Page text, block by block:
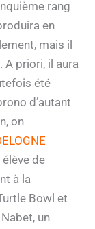
rang
en
mais il
A priori, il aura
été
d’autant
on
de
à la
Bowl et
un